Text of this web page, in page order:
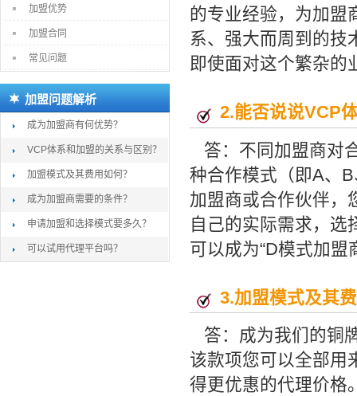
加盟优势
加盟合同
常见问题
加盟问题解析
成为加盟商有何优势？
VCP体系和加盟的关系与区别？
加盟模式及其费用如何？
成为加盟商需要的条件？
申请加盟和选择模式要多久？
可以试用代理平台吗？
的专业经验，为加盟
系、强大而周到的技
即使面对这个繁杂的
2.能否说说VCP
答：不同加盟商对
种合作模式（即A、
加盟商或合作伙伴，
自己的实际需求，选
可以成为“D模式加盟
3.加盟模式及其
答：成为我们的铜
该款项您可以全部用
得更优惠的代理价格